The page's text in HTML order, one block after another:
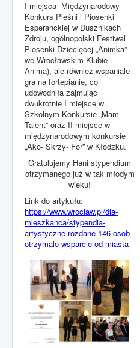
I miejsca- Międzynarodowy
Konkurs Pieśni i Piosenki
Esperanckiej w Dusznikach
Zdroju, ogólnopolski Festiwal
Piosenki Dziecięcej „Animka”
we Wrocławskim Klubie
Anima), ale również wspaniale
gra na fortepianie, co
udowodniła zajmując
dwukrotnie I miejsce w
Szkolnym Konkursie „Mam
Talent” oraz II miejsce w
międzynarodowym konkursie
„Ako- Skrzy- For” w Kłodzku.
Gratulujemy Hani stypendium
otrzymanego już w tak młodym
wieku!
Link do artykułu:
https://www.wroclaw.pl/dla-
mieszkanca/stypendia-
artystyczne-rozdane-146-osob-
otrzymalo-wsparcie-od-miasta